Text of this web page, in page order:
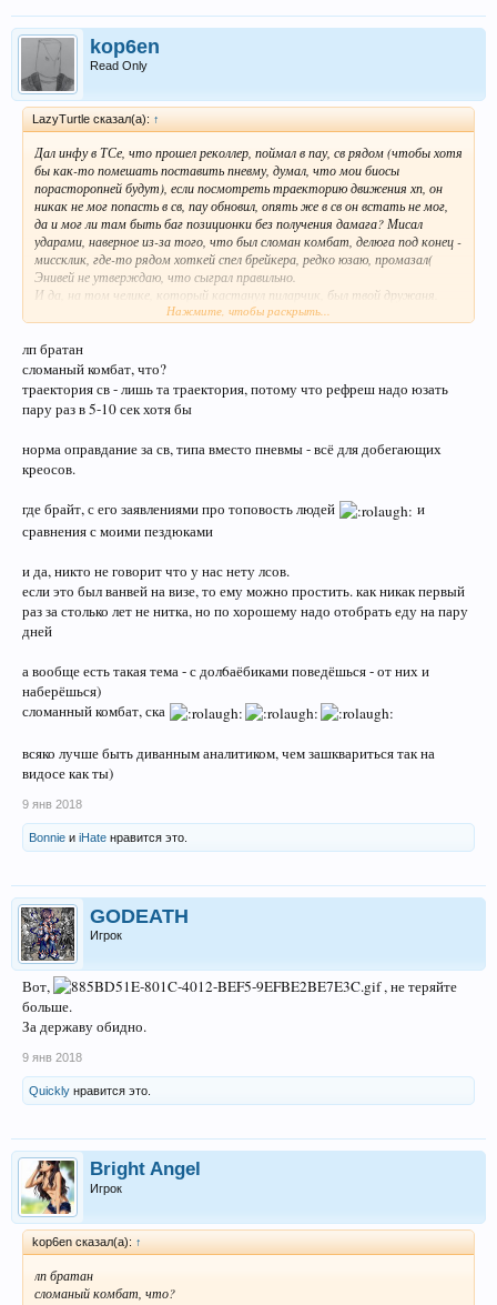
kop6en
Read Only
LazyTurtle сказал(а): ↑
Дал инфу в ТСе, что прошел реколлер, поймал в пау, св рядом (чтобы хотя
бы как-то помешать поставить пневму, думал, что мои биосы
порасторопней будут), если посмотреть траекторию движения хп, он
никак не мог попасть в св, пау обновил, опять же в св он встать не мог,
да и мог ли там быть баг позиционки без получения дамага? Мисал
ударами, наверное из-за того, что был сломан комбат, делюга под конец -
миссклик, где-то рядом хоткей спел брейкера, редко юзаю, промазал(
Энивей не утверждаю, что сыграл правильно.
И да, на том челике, который кастанул пиларчик, был твой дружаня.
С Новым Годом, диванный аналитик.Нажмите, чтобы раскрыть...
лп братан
сломаный комбат, что?
траектория св - лишь та траектория, потому что рефреш надо юзать
пару раз в 5-10 сек хотя бы
норма оправдание за св, типа вместо пневмы - всё для добегающих
креосов.
где брайт, с его заявлениями про топовость людей
и
сравнения с моими пездюками
и да, никто не говорит что у нас нету лсов.
если это был ванвей на визе, то ему можно простить. как никак первый
раз за столько лет не нитка, но по хорошему надо отобрать еду на пару
дней
а вообще есть такая тема - с дол6аёбиками поведёшься - от них и
наберёшься)
сломанный комбат, ска
всяко лучше быть диванным аналитиком, чем зашквариться так на
видосе как ты)
9 янв 2018
Bonnie и iHate нравится это.
GODEATH
Игрок
Вот,
, не теряйте
больше.
За державу обидно.
9 янв 2018
Quickly нравится это.
Bright Angel
Игрок
kop6en сказал(а): ↑
лп братан
сломаный комбат, что?